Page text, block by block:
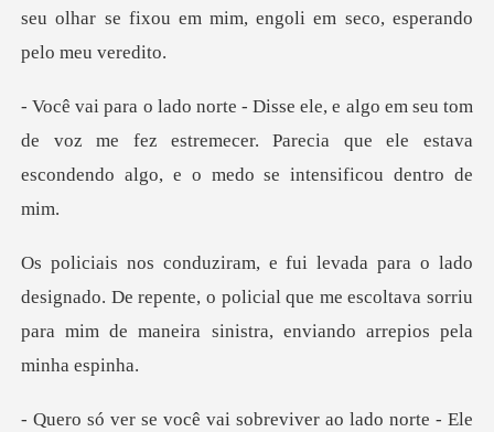
tom
de voz me fez estremecer. Parecia que ele estava
e
nado. De repente, o policial que me escoltava sorriu
para m